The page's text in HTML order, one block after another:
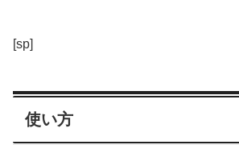
[sp]
使い方